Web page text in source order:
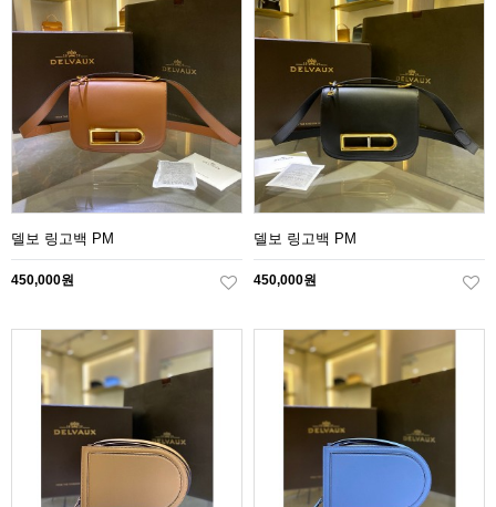
델보 링고백 PM
450,000원
델보 링고백 PM
450,000원